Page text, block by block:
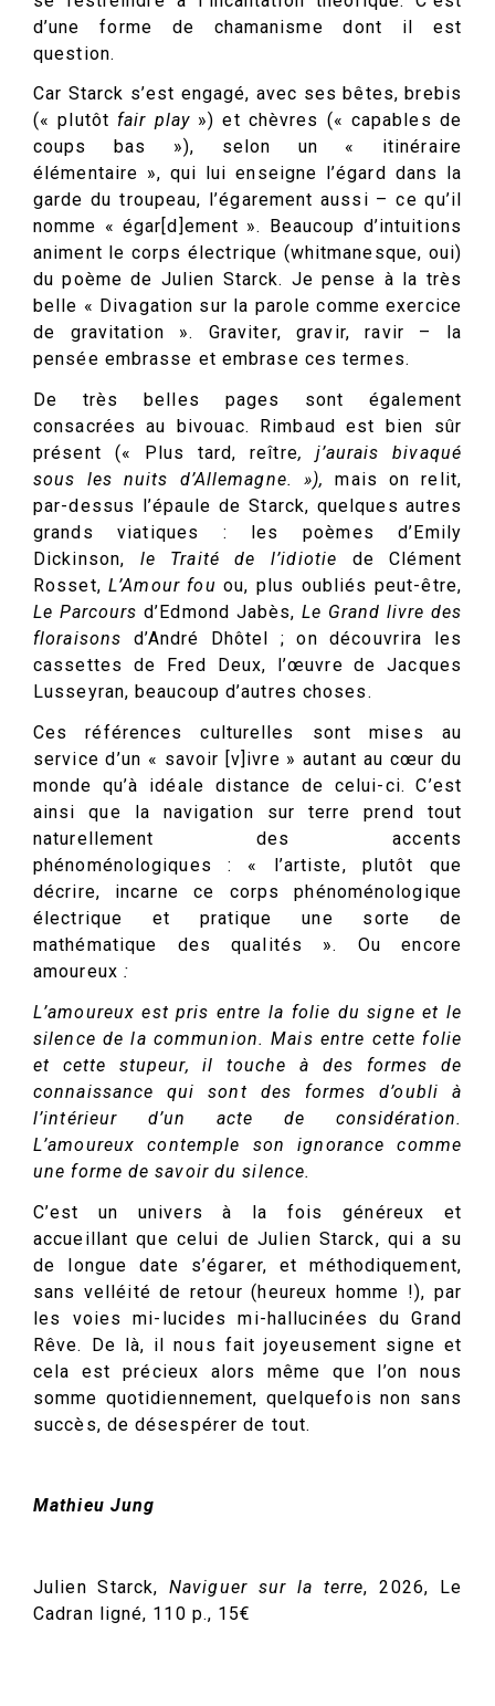
d’une forme de chamanisme dont il est
question.
Car Starck s’est engagé, avec ses bêtes, brebis
(« plutôt fair play») et chèvres (« capables de
coups bas »), selon un « itinéraire
élémentaire », qui lui enseigne l’égard dans la
garde du troupeau, l’égarement aussi – ce qu’il
nomme « égar[d]ement ». Beaucoup d’intuitions
animent le corps électrique (whitmanesque, oui)
du poème de Julien Starck. Je pense à la très
belle « Divagation sur la parole comme exercice
de gravitation ». Graviter, gravir, ravir – la
pensée embrasse et embrase ces termes.
De très belles pages sont également
consacrées au bivouac. Rimbaud est bien sûr
présent (« Plus tard, reître, j’aurais bivaqué
sous les nuits d’Allemagne. »),mais on relit,
par-dessus l’épaule de Starck, quelques autres
grands viatiques : les poèmes d’Emily
Dickinson, le Traité de l’idiotie de Clément
Rosset,L’Amour fou ou, plus oubliés peut-être,
Le Parcours d’Edmond Jabès, Le Grand livre des
floraisons d’André Dhôtel ; on découvrira les
cassettes de Fred Deux, l’œuvre de Jacques
Lusseyran, beaucoup d’autres choses.
Ces références culturelles sont mises au
service d’un « savoir [v]ivre » autant au cœur du
monde qu’à idéale distance de celui-ci. C’est
ainsi que la navigation sur terre prend tout
naturellement des accents
phénoménologiques : « l’artiste, plutôt que
décrire, incarne ce corps phénoménologique
électrique et pratique une sorte de
mathématique des qualités ». Ou encore
amoureux :
L’amoureux est pris entre la folie du signe et le
silence de la communion. Mais entre cette folie
et cette stupeur, il touche à des formes de
connaissance qui sont des formes d’oubli à
l’intérieur d’un acte de considération.
L’amoureux contemple son ignorance comme
une forme de savoir du silence.
C’est un univers à la fois généreux et
accueillant que celui de Julien Starck, qui a su
de longue date s’égarer, et méthodiquement,
sans velléité de retour (heureux homme !), par
les voies mi-lucides mi-hallucinées du Grand
Rêve. De là, il nous fait joyeusement signe et
cela est précieux alors même que l’on nous
somme quotidiennement, quelquefois non sans
succès, de désespérer de tout.
Mathieu Jung
Julien Starck,Naviguer sur la terre, 2026, Le
Cadran ligné, 110 p., 15€